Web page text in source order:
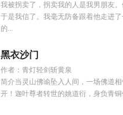
我被拐卖了，拐卖我的人是我男朋友
于是我信了。我毫无防备跟着他走进
的...
黑衣沙门
作者：青灯轻剑斩黄泉
简介当灵山佛谕坠入人间，一场佛道
开！迦叶尊者转世的姚道衍，身负青